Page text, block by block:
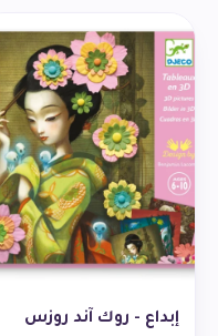
إبداع - روك آند روزس